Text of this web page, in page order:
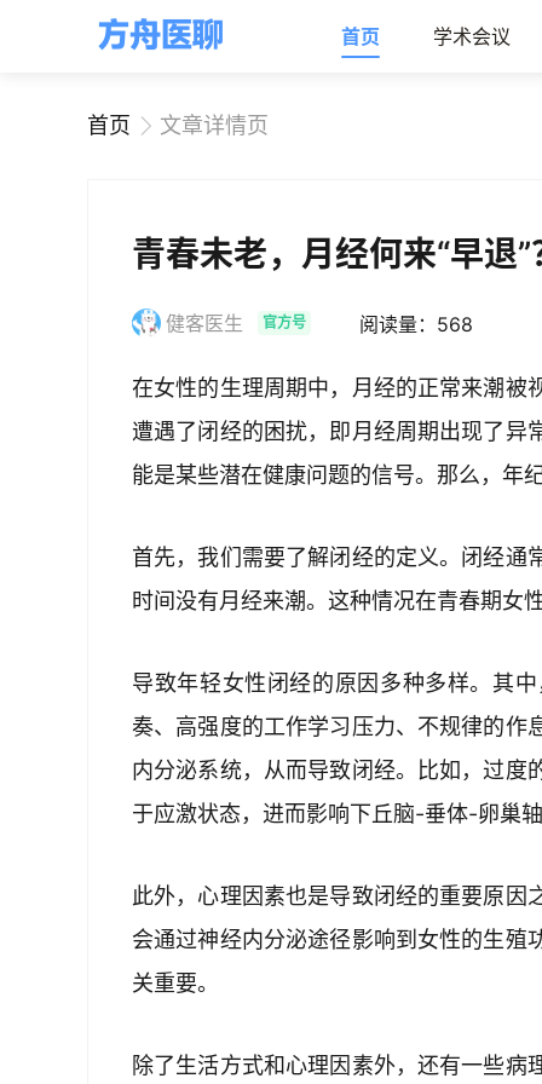
首页 学术会议
首页 文章详情页
青春未老，月经何来“早
健客医生 官方号 阅读量：568
在女性的生理周期中，月经的正常来潮被
遭遇了闭经的困扰，即月经周期出现了异
能是某些潜在健康问题的信号。那么，年
首先，我们需要了解闭经的定义。闭经通
时间没有月经来潮。这种情况在青春期女
导致年轻女性闭经的原因多种多样。其
奏、高强度的工作学习压力、不规律的作
内分泌系统，从而导致闭经。比如，过度
于应激状态，进而影响下丘脑-垂体-卵巢
此外，心理因素也是导致闭经的重要原
会通过神经内分泌途径影响到女性的生殖
关重要。
除了生活方式和心理因素外，还有一些